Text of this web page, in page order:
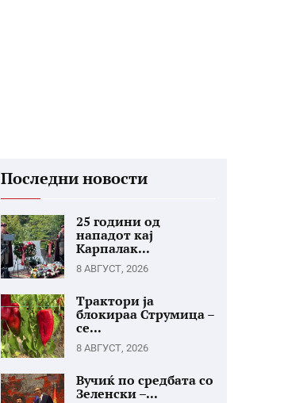
Последни новости
25 години од
нападот кај
Карпалак...
8 АВГУСТ, 2026
Трактори ја
блокираа Струмица –
се...
8 АВГУСТ, 2026
Вучиќ по средбата со
Зеленски –...